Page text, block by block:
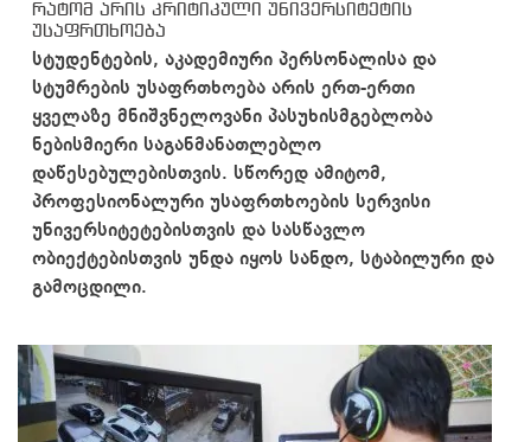
რატომ არის კრიტიკული უნივერსიტეტის
უსაფრთხოება
სტუდენტების, აკადემიური პერსონალისა და
სტუმრების უსაფრთხოება არის ერთ-ერთი
ყველაზე მნიშვნელოვანი პასუხისმგებლობა
ნებისმიერი საგანმანათლებლო
დაწესებულებისთვის. სწორედ ამიტომ,
პროფესიონალური უსაფრთხოების სერვისი
უნივერსიტეტებისთვის და სასწავლო
ობიექტებისთვის უნდა იყოს სანდო, სტაბილური და
გამოცდილი.